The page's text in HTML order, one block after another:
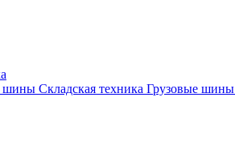
шины Складская техника Грузовые шины